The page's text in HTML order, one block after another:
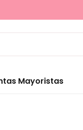
Mayoristas